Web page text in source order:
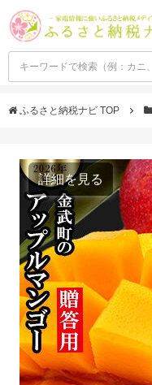
ふるさと納税ナビ TOP
詳細を見る